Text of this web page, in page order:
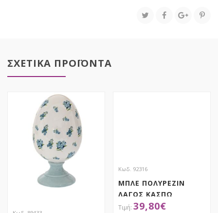
ΣΧΕΤΙΚΑ ΠΡΟΪΟΝΤΑ
Κωδ. 92316
ΜΠΛΕ ΠΟΛΥΡΕΖΙΝ
ΛΑΓΟΣ ΚΑΣΠΩ
17,8X16,3Χ34ΕΚ
39,80€